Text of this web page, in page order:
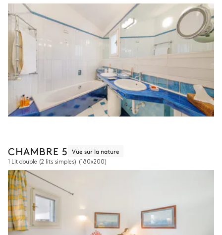
CHAMBRE 5 Vue sur la nature
1 Lit double (2 lits simples) (180x200)